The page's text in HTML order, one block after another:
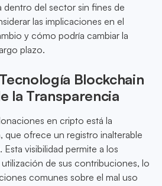
dentro del sector sin fines de
las implicaciones en el
y cómo podría cambiar la
plazo.
Blockchain
la Transparencia
en cripto está la
que ofrece un registro inalterable
visibilidad permite a los
de sus contribuciones, lo
comunes sobre el mal uso